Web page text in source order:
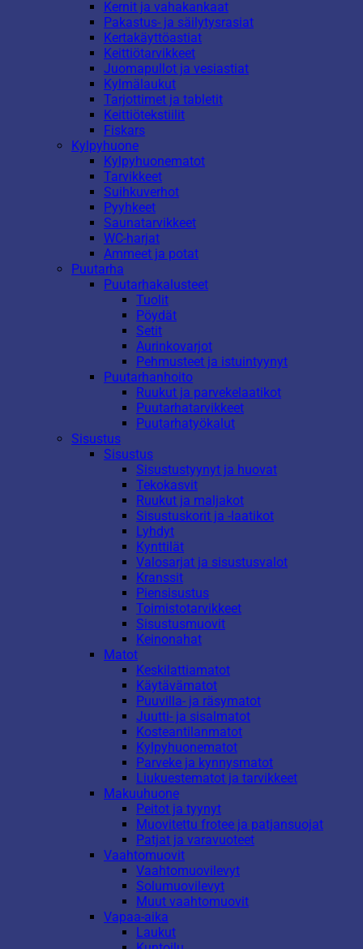
Kernit ja vahakankaat
Pakastus- ja säilytysrasiat
Kertakäyttöastiat
Keittiötarvikkeet
Juomapullot ja vesiastiat
Kylmälaukut
Tarjottimet ja tabletit
Keittiötekstiilit
Fiskars
Kylpyhuone
Kylpyhuonematot
Tarvikkeet
Suihkuverhot
Pyyhkeet
Saunatarvikkeet
WC-harjat
Ammeet ja potat
Puutarha
Puutarhakalusteet
Tuolit
Pöydät
Setit
Aurinkovarjot
Pehmusteet ja istuintyynyt
Puutarhanhoito
Ruukut ja parvekelaatikot
Puutarhatarvikkeet
Puutarhatyökalut
Sisustus
Sisustus
Sisustustyynyt ja huovat
Tekokasvit
Ruukut ja maljakot
Sisustuskorit ja -laatikot
Lyhdyt
Kynttilät
Valosarjat ja sisustusvalot
Kranssit
Piensisustus
Toimistotarvikkeet
Sisustusmuovit
Keinonahat
Matot
Keskilattiamatot
Käytävämatot
Puuvilla- ja räsymatot
Juutti- ja sisalmatot
Kosteantilanmatot
Kylpyhuonematot
Parveke ja kynnysmatot
Liukuestematot ja tarvikkeet
Makuuhuone
Peitot ja tyynyt
Muovitettu frotee ja patjansuojat
Patjat ja varavuoteet
Vaahtomuovit
Vaahtomuovilevyt
Solumuovilevyt
Muut vaahtomuovit
Vapaa-aika
Laukut